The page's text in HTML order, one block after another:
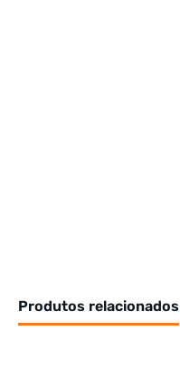
Produtos relacionados